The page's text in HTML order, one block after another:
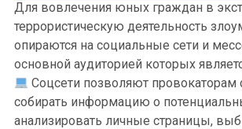
Для вовлечения юных граждан в
террористическую деятельность
опираются на социальные сети и
основной аудиторией которых
Соцсети позволяют провокаторам
собирать информацию о
анализировать личные страницы,